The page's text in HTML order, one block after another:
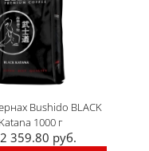
Bushido BLACK
Katana 1000 г
359.80 руб.